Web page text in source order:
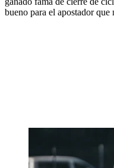
bueno para el apostador